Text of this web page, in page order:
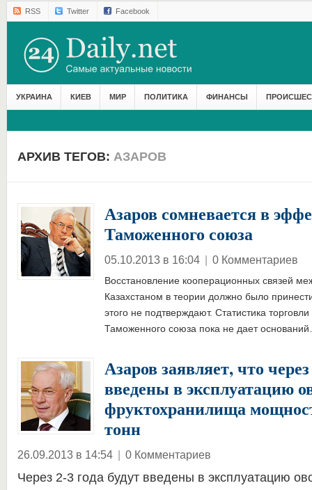
RSS Twitter Facebook
УКРАИНА КИЕВ МИР ПОЛИТИКА ФИНАНСЫ
АРХИВ ТЕГОВ: АЗАРОВ
Азаров сомневается в
Таможенного союза
05.10.2013 в 16:04 | 0 Комментариев
Восстановление кооперационных связей
Казахстаном в теории должно было
этого не подтверждают. Статистика
Таможенного союза пока не дает
Азаров заявляет, что
введены в эксплуатацию
фруктохранилища
тонн
26.09.2013 в 14:54 | 0 Комментариев
Через 2-3 года будут введены в эксплуатацию